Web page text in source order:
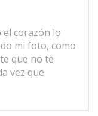
el corazón lo
mi foto, como
que no te
vez que